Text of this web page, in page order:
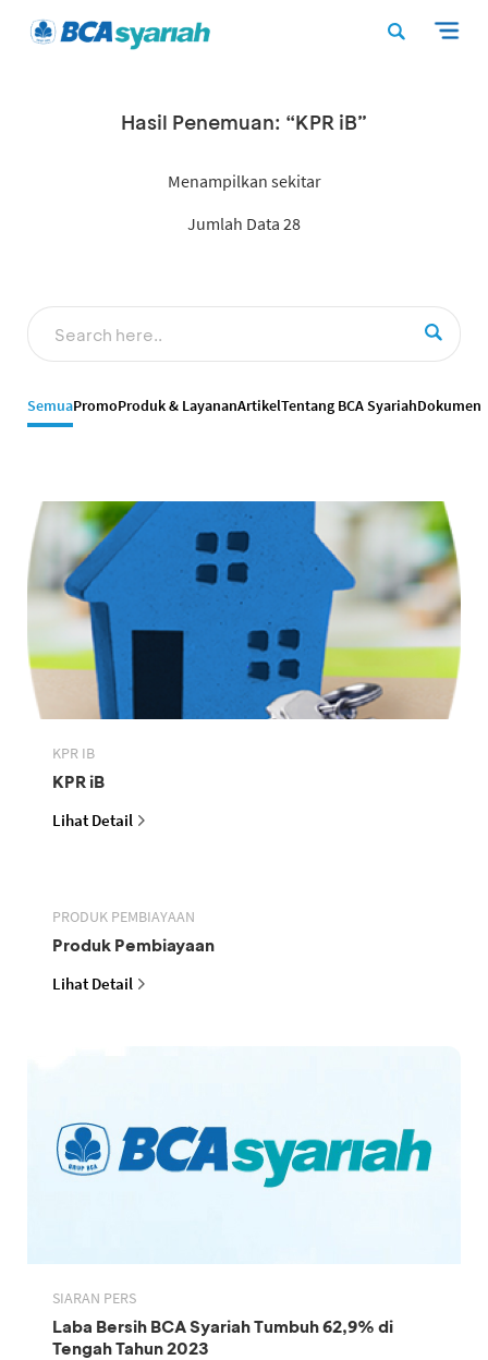
Hasil Penemuan: “KPR iB”
Menampilkan sekitar
Jumlah Data 28
SemuaPromoProduk & LayananArtikelTentang BCA SyariahDokumen
KPR IB
KPR iB
Lihat Detail
PRODUK PEMBIAYAAN
Produk Pembiayaan
Lihat Detail
SIARAN PERS
Laba Bersih BCA Syariah Tumbuh 62,9% di
Tengah Tahun 2023